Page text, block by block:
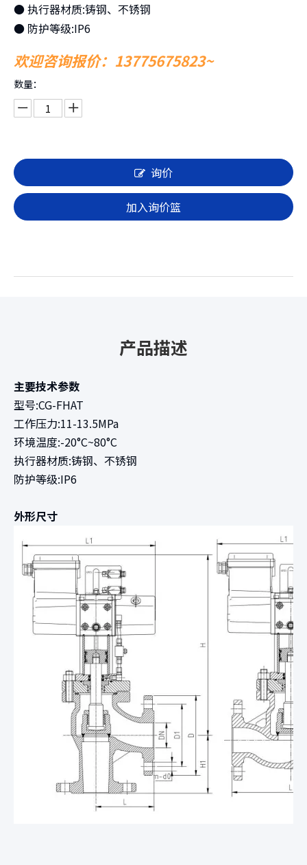
● 执行器材质:铸钢、不锈钢
● 防护等级:IP6
欢迎咨询报价：13775675823~
数量：
询价
加入询价篮
产品描述
主要技术参数
型号:CG-FHAT
工作压力:11-13.5MPa
环境温度:-20°C~80°C
执行器材质:铸钢、不锈钢
防护等级:IP6
外形尺寸